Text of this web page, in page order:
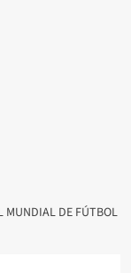
MUNDIAL DE FÚTBOL